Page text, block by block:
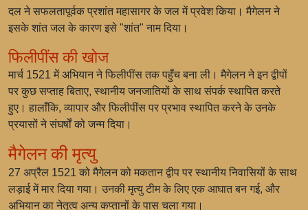
दल ने सफलतापूर्वक प्रशांत महासागर के जल में प्रवेश किया। मैगेलन ने
इसके शांत जल के कारण इसे "शांत" नाम दिया।
फिलीपींस की खोज
मार्च 1521 में अभियान ने फिलीपींस तक पहुँच बना ली। मैगेलन ने इन द्वीपों
पर कुछ सप्ताह बिताए, स्थानीय जनजातियों के साथ संपर्क स्थापित करते
हुए। हालाँकि, व्यापार और फिलीपींस पर प्रभाव स्थापित करने के उनके
प्रयासों ने संघर्षों को जन्म दिया।
मैगेलन की मृत्यु
27 अप्रैल 1521 को मैगेलन को मकतान द्वीप पर स्थानीय निवासियों के साथ
लड़ाई में मार दिया गया। उनकी मृत्यु टीम के लिए एक आघात बन गई, और
अभियान का नेतृत्व अन्य कप्तानों के पास चला गया।